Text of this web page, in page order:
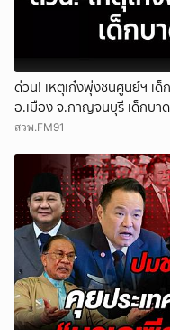
ด่วน! เหตุเก๋งพุ่งชนศูนย์ฯ เ
อ.เมือง จ.กาญจนบุรี เด็กบา
สวพ.FM91